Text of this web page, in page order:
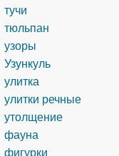
тучи
тюльпан
узоры
Узункуль
улитка
улитки речные
утолщение
фауна
фигурки